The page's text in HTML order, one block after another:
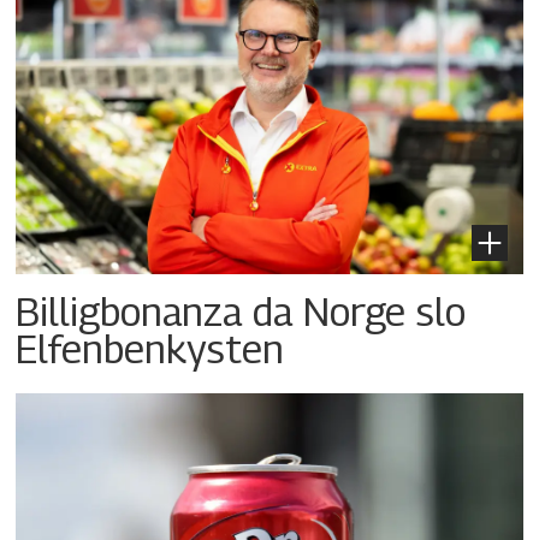
Billigbonanza da Norge slo
Elfenbenkysten